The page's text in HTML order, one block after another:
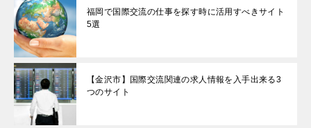
福岡で国際交流の仕事を探す時に活用すべきサイト
5選
【金沢市】国際交流関連の求人情報を入手出来る3
つのサイト